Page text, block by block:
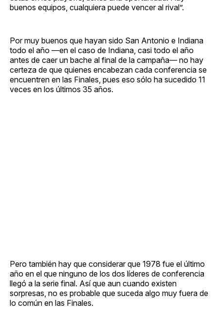
buenos equipos, cualquiera puede vencer al rival”.
Por muy buenos que hayan sido San Antonio e Indiana
todo el año —en el caso de Indiana, casi todo el año
antes de caer un bache al final de la campaña— no hay
certeza de que quienes encabezan cada conferencia se
encuentren en las Finales, pues eso sólo ha sucedido 11
veces en los últimos 35 años.
Pero también hay que considerar que 1978 fue el último
año en el que ninguno de los dos líderes de conferencia
llegó a la serie final. Así que aun cuando existen
sorpresas, no es probable que suceda algo muy fuera de
lo común en las Finales.